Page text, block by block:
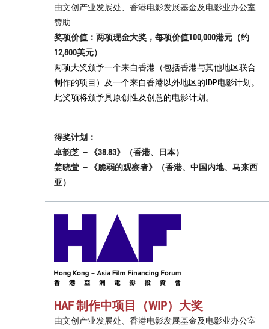
由文创产业发展处、香港电影发展基金及电影业办公室
赞助
奖项价值：两项现金大奖，每项价值100,000港元（约
12,800美元）
两项大奖颁予一个来自香港（包括香港与其他地区联合
制作的项目）及一个来自香港以外地区的IDP电影计划。
此奖项将颁予具原创性及创意的电影计划。
得奖计划：
卓韵芝 －《38.83》（香港、日本）
姜晓萱 －《脆弱的观察者》（香港、中国内地、马来西
亚）
HAF 制作中项目（WIP）大奖
由文创产业发展处、香港电影发展基金及电影业办公室